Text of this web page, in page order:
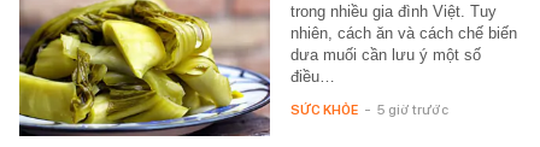
trong nhiều gia đình Việt. Tuy
nhiên, cách ăn và cách chế biến
dưa muối cần lưu ý một số
điều…
SỨC KHỎE - 5 giờ trước